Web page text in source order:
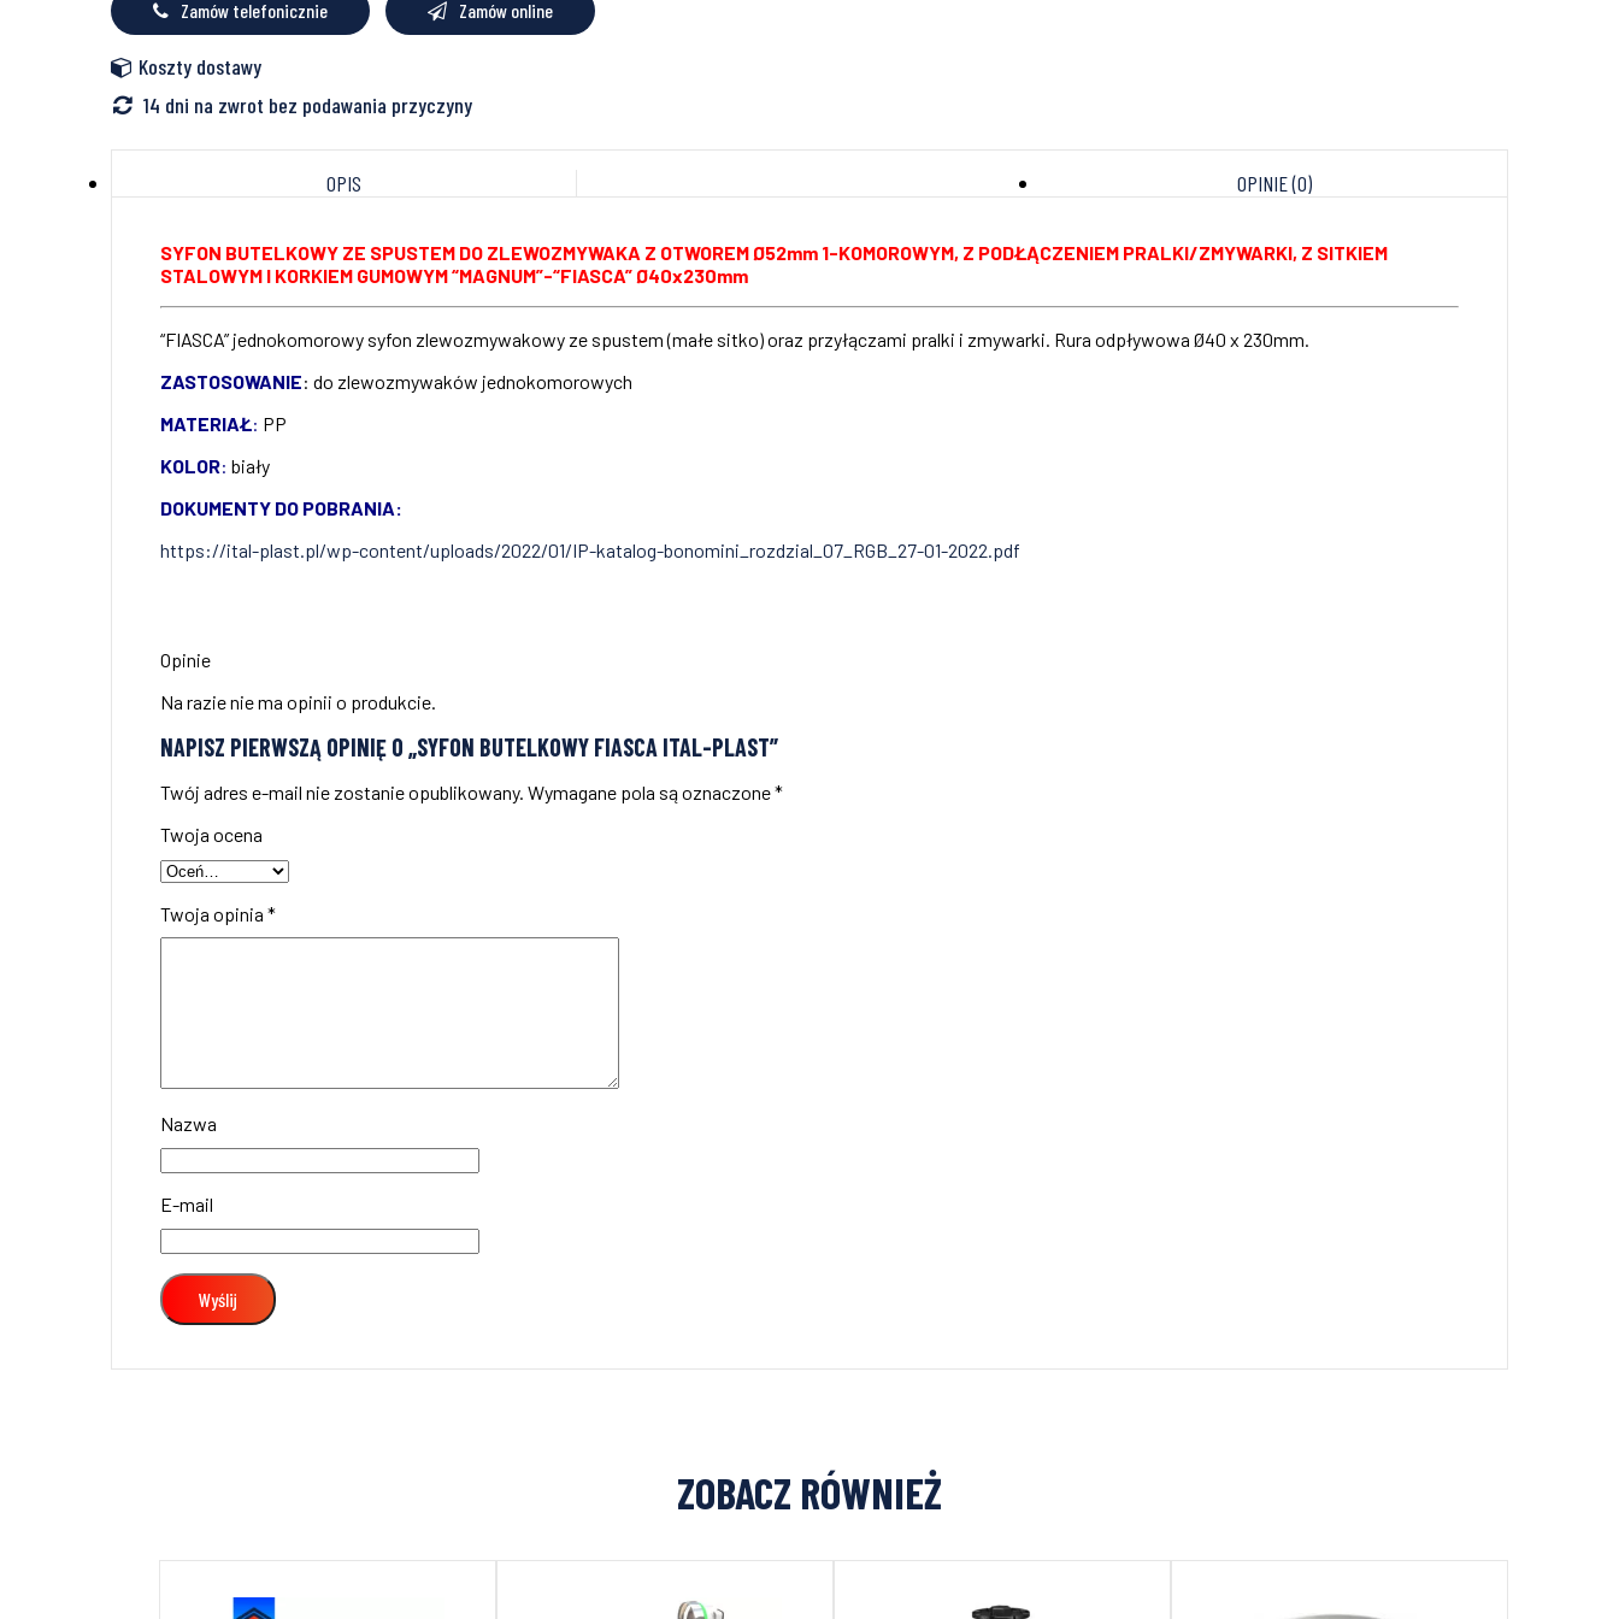
Zamów telefonicznie Zamów online
Koszty dostawy
14 dni na zwrot bez podawania przyczyny
OPIS OPINIE (0)
SYFON BUTELKOWY ZE SPUSTEM DO ZLEWOZMYWAKA Z OTWOREM Ø52mm 1-KOMOROWYM, Z PODŁĄCZENIEM PRALKI/ZMYWARKI, Z SITKIEM
STALOWYM I KORKIEM GUMOWYM “MAGNUM”-“FIASCA” Ø40x230mm
“FIASCA” jednokomorowy syfon zlewozmywakowy ze spustem (małe sitko) oraz przyłączami pralki i zmywarki. Rura odpływowa Ø40 x 230mm.
ZASTOSOWANIE: do zlewozmywaków jednokomorowych
MATERIAŁ: PP
KOLOR: biały
DOKUMENTY DO POBRANIA:
https://ital-plast.pl/wp-content/uploads/2022/01/IP-katalog-bonomini_rozdzial_07_RGB_27-01-2022.pdf
Opinie
Na razie nie ma opinii o produkcie.
NAPISZ PIERWSZĄ OPINIĘ O „SYFON BUTELKOWY FIASCA ITAL-PLAST”
Twój adres e-mail nie zostanie opublikowany. Wymagane pola są oznaczone*
Twoja ocena
Twoja opinia *
Nazwa
E-mail
ZOBACZ RÓWNIEŻ